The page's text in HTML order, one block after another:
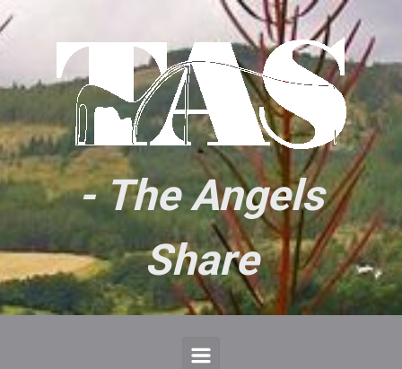
- The Angels
Share